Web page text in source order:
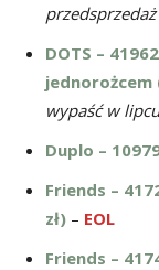
przedsprzedaż
DOTS –
jednorożcem
wypaść w lipcu
Duplo –
Friends –
zł) – EOL
Friends –